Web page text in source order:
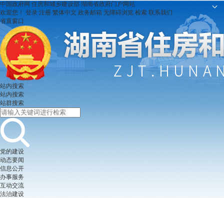
中国政府网 住房和城乡建设部 湖南省政府门户网站
欢迎您！ 登录 注册 繁体中文 政务邮箱 无障碍浏览 检索 联系我们
省直窗口
站内搜索
站内搜索
站群搜索
党的建设
动态要闻
信息公开
办事服务
互动交流
法治建设